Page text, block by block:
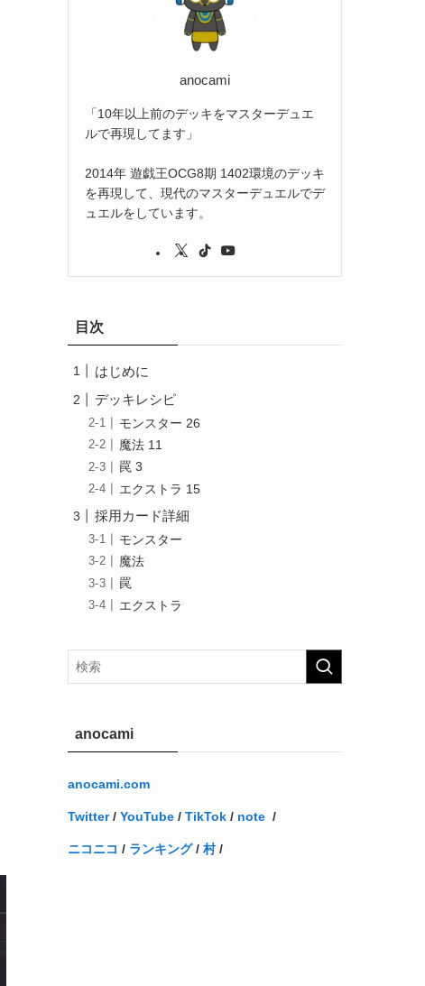
anocami
「10年以上前のデッキをマスターデュエ
ルで再現してます」
2014年 遊戯王OCG8期 1402環境のデッキ
を再現して、現代のマスターデュエルでデ
ュエルをしています。
目次
はじめに
デッキレシピ
モンスター 26
魔法 11
罠 3
エクストラ 15
採用カード詳細
モンスター
魔法
罠
エクストラ
anocami
anocami.com
Twitter / YouTube / TikTok / note /
ニコニコ / ランキング/ 村/